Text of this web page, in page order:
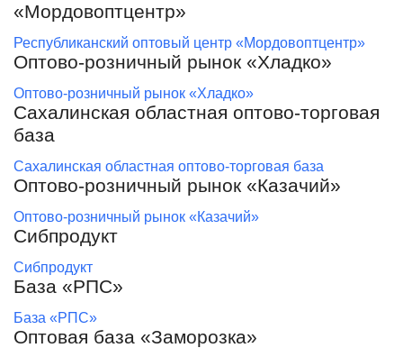
«Мордовоптцентр»
Республиканский оптовый центр «Мордовоптцентр»
Оптово-розничный рынок «Хладко»
Оптово-розничный рынок «Хладко»
Сахалинская областная оптово-торговая
база
Сахалинская областная оптово-торговая база
Оптово-розничный рынок «Казачий»
Оптово-розничный рынок «Казачий»
Сибпродукт
Сибпродукт
База «РПС»
База «РПС»
Оптовая база «Заморозка»